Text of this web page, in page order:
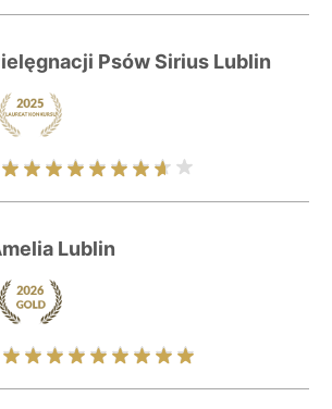
Psów Sirius Lublin
Lublin